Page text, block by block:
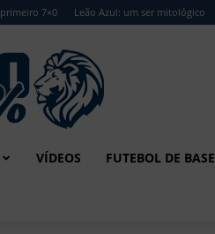
7×0 Leão Azul: um ser mitológico
VÍDEOS FUTEBOL DE BASE